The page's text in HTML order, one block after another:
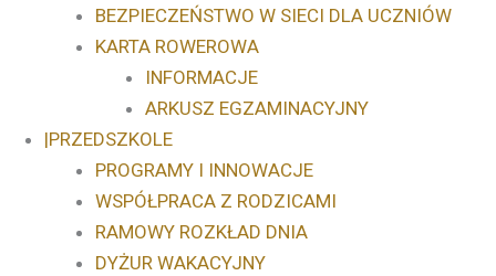
BEZPIECZEŃSTWO W SIECI DLA UCZNIÓW
KARTA ROWEROWA
INFORMACJE
ARKUSZ EGZAMINACYJNY
|PRZEDSZKOLE
PROGRAMY I INNOWACJE
WSPÓŁPRACA Z RODZICAMI
RAMOWY ROZKŁAD DNIA
DYŻUR WAKACYJNY